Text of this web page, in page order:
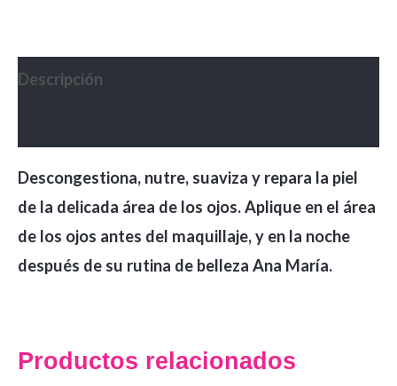
Maria
Descripción
Descongestiona, nutre, suaviza y repara la piel
de la delicada área de los ojos. Aplique en el área
de los ojos antes del maquillaje, y en la noche
después de su rutina de belleza Ana María.
Productos relacionados